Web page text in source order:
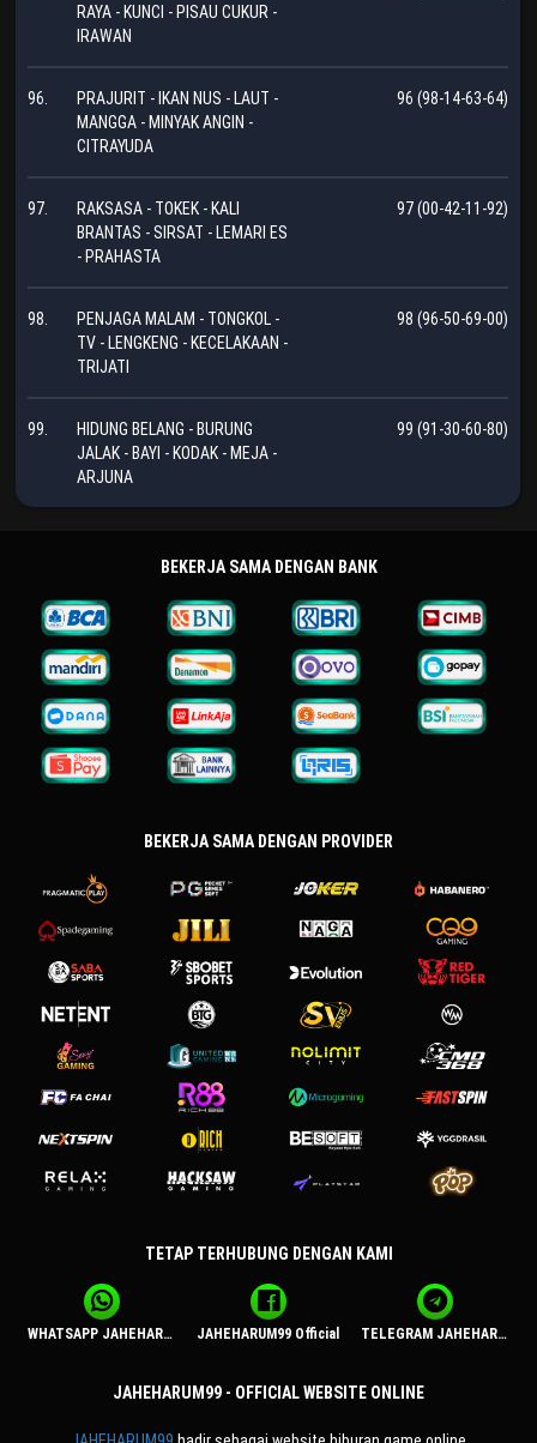
RAYA - KUNCI - PISAU CUKUR -
IRAWAN
96.
PRAJURIT - IKAN NUS - LAUT -
MANGGA - MINYAK ANGIN -
CITRAYUDA
96 (98-14-63-64)
97.
RAKSASA - TOKEK - KALI
BRANTAS - SIRSAT - LEMARI ES
- PRAHASTA
97 (00-42-11-92)
98.
PENJAGA MALAM - TONGKOL -
TV - LENGKENG - KECELAKAAN -
TRIJATI
98 (96-50-69-00)
99.
HIDUNG BELANG - BURUNG
JALAK - BAYI - KODAK - MEJA -
ARJUNA
99 (91-30-60-80)
BEKERJA SAMA DENGAN BANK
BEKERJA SAMA DENGAN PROVIDER
TETAP TERHUBUNG DENGAN KAMI
WHATSAPP JAHEHARUM99 JAHEHARUM99 Official TELEGRAM JAHEHARUM99
JAHEHARUM99 - OFFICIAL WEBSITE ONLINE